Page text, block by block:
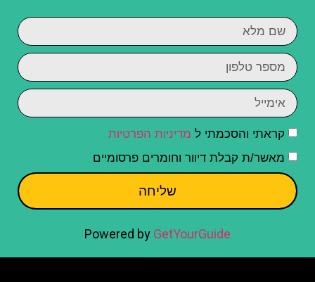
קראתי והסכמתי ל מדיניות הפרטיות
מאשר/ת קבלת דיוור וחומרים פרסומיים
שליחה
Powered byGetYourGuide